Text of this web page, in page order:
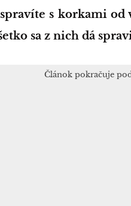
s korkami od
sa z nich dá
Článok pokračuje